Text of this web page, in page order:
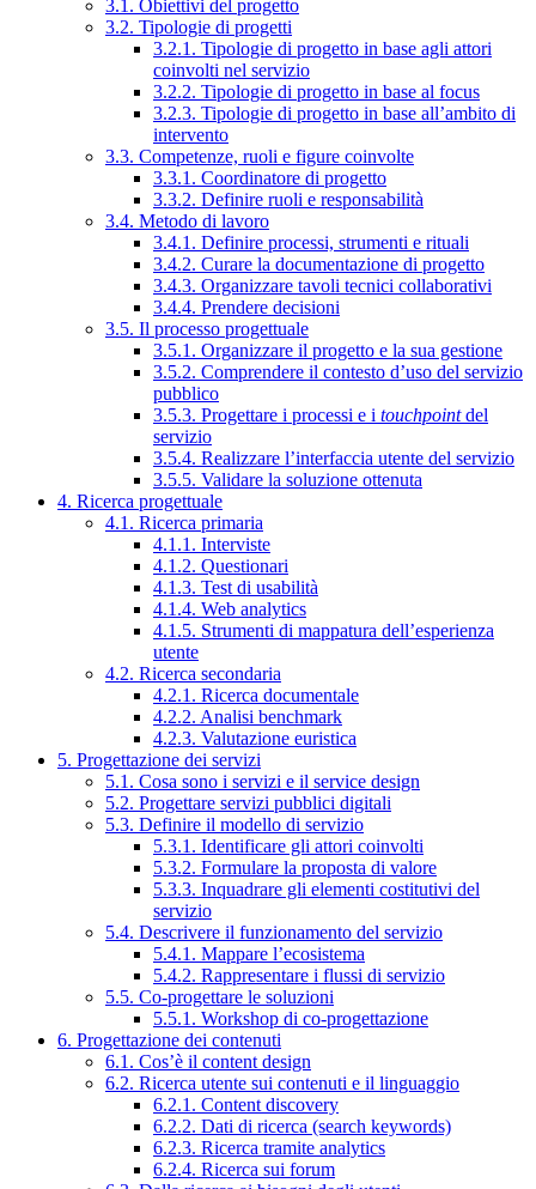
3.1. Obiettivi del progetto
3.2. Tipologie di progetti
3.2.1. Tipologie di progetto in base agli attori
coinvolti nel servizio
3.2.2. Tipologie di progetto in base al focus
3.2.3. Tipologie di progetto in base all’ambito di
intervento
3.3. Competenze, ruoli e figure coinvolte
3.3.1. Coordinatore di progetto
3.3.2. Definire ruoli e responsabilità
3.4. Metodo di lavoro
3.4.1. Definire processi, strumenti e rituali
3.4.2. Curare la documentazione di progetto
3.4.3. Organizzare tavoli tecnici collaborativi
3.4.4. Prendere decisioni
3.5. Il processo progettuale
3.5.1. Organizzare il progetto e la sua gestione
3.5.2. Comprendere il contesto d’uso del servizio
pubblico
3.5.3. Progettare i processi e i touchpointdel
servizio
3.5.4. Realizzare l’interfaccia utente del servizio
3.5.5. Validare la soluzione ottenuta
4. Ricerca progettuale
4.1. Ricerca primaria
4.1.1. Interviste
4.1.2. Questionari
4.1.3. Test di usabilità
4.1.4. Web analytics
4.1.5. Strumenti di mappatura dell’esperienza
utente
4.2. Ricerca secondaria
4.2.1. Ricerca documentale
4.2.2. Analisi benchmark
4.2.3. Valutazione euristica
5. Progettazione dei servizi
5.1. Cosa sono i servizi e il service design
5.2. Progettare servizi pubblici digitali
5.3. Definire il modello di servizio
5.3.1. Identificare gli attori coinvolti
5.3.2. Formulare la proposta di valore
5.3.3. Inquadrare gli elementi costitutivi del
servizio
5.4. Descrivere il funzionamento del servizio
5.4.1. Mappare l’ecosistema
5.4.2. Rappresentare i flussi di servizio
5.5. Co-progettare le soluzioni
5.5.1. Workshop di co-progettazione
6. Progettazione dei contenuti
6.1. Cos’è il content design
6.2. Ricerca utente sui contenuti e il linguaggio
6.2.1. Content discovery
6.2.2. Dati di ricerca (search keywords)
6.2.3. Ricerca tramite analytics
6.2.4. Ricerca sui forum